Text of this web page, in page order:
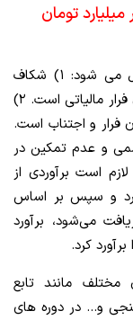
در ایران نزدیک به ۱۰۰ هزار میلیارد تومان
به طورکلی شکاف مالیاتی از دو بخش تشکیل می شود: ۱) شکاف
که پیامد آن فرار مالیاتی است. ۲)
فرار و اجتناب است.
و عدم تمکین در
است برآوردی از
و سپس بر اساس
می‌شود، برآورد
کرد.
مانند تابع
و… در دوره های